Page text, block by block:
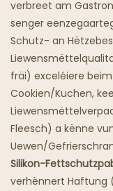
verbreet am
senger
Schutz- an
fräi) exceléiere
Cookien/Kuchen,
Fleesch) a kënne
Uewen/
Silikon-
verhënnert Haftung